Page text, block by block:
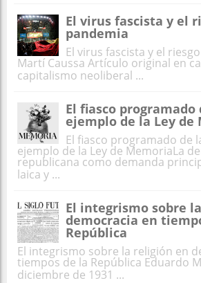
El virus fascista y el
pandemia
El virus fascista y el
Martí Caussa Artículo original en
capitalismo neoliberal ...
El fiasco programado
ejemplo de la Ley de
El fiasco programado de
ejemplo de la Ley de MemoriaLa
republicana como demanda
laica y ...
El integrismo sobre
democracia en
República
El integrismo sobre la religión en
tiempos de la República Eduardo
diciembre de 1931 ...